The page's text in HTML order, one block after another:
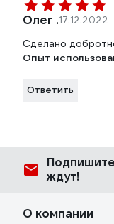
Олег .17.12.2022
Сделано
Опыт
Ответить
ждут!
О компании